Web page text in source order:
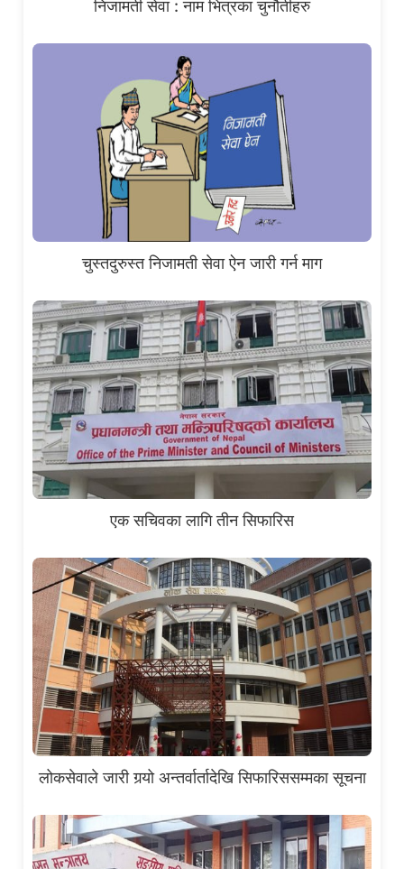
निजामती सेवा : नाम भित्रका चुनौतीहरु
चुस्तदुरुस्त निजामती सेवा ऐन जारी गर्न माग
एक सचिवका लागि तीन सिफारिस
लोकसेवाले जारी गर्‍यो अन्तर्वार्तादेखि सिफारिससम्मका सूचना